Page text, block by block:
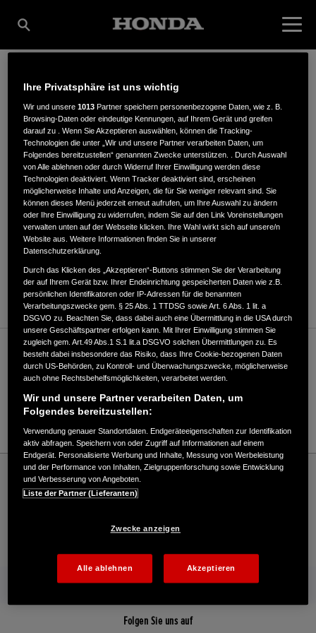
GOEBEL KG LAND- U.
GARTENTECHNIK
Am Bahnhof 7,34434,Borgentreich
ANFAHRTSBESCHREIBUNG ANFORDERN
Verkauf / Kundendienst
05645/78299
E-Mail
Honda
Industrie
Göbel KG Gartentechnik - Industrial – Honda - HONDA Deutschland Offizielle
Website | The Power of Dreams
Mehr von Honda
Folgen Sie uns auf
Ihre Privatsphäre ist uns wichtig
Wir und unsere1013 Partner speichern personenbezogene Daten, wie z. B.
Browsing-Daten oder eindeutige Kennungen, auf Ihrem Gerät und greifen
darauf zu . Wenn Sie Akzeptieren auswählen, können die Tracking-
Technologien die unter „Wir und unsere Partner verarbeiten Daten, um
Folgendes bereitzustellen“ genannten Zwecke unterstützen. . Durch Auswahl
von Alle ablehnen oder durch Widerruf Ihrer Einwilligung werden diese
Technologien deaktiviert. Wenn Tracker deaktiviert sind, erscheinen
möglicherweise Inhalte und Anzeigen, die für Sie weniger relevant sind. Sie
können dieses Menü jederzeit erneut aufrufen, um Ihre Auswahl zu ändern
oder Ihre Einwilligung zu widerrufen, indem Sie auf den Link Voreinstellungen
verwalten unten auf der Webseite klicken. Ihre Wahl wirkt sich auf unsere/n
Website aus. Weitere Informationen finden Sie in unserer
Datenschutzerklärung.
Durch das Klicken des „Akzeptieren“-Buttons stimmen Sie der Verarbeitung
der auf Ihrem Gerät bzw. Ihrer Endeinrichtung gespeicherten Daten wie z.B.
persönlichen Identifikatoren oder IP-Adressen für die benannten
Verarbeitungszwecke gem. § 25 Abs. 1 TTDSG sowie Art. 6 Abs. 1 lit. a
DSGVO zu. Beachten Sie, dass dabei auch eine Übermittlung in die USA durch
unsere Geschäftspartner erfolgen kann. Mit Ihrer Einwilligung stimmen Sie
zugleich gem. Art.49 Abs.1 S.1 lit.a DSGVO solchen Übermittlungen zu. Es
besteht dabei insbesondere das Risiko, dass Ihre Cookie-bezogenen Daten
durch US-Behörden, zu Kontroll- und Überwachungszwecke, möglicherweise
auch ohne Rechtsbehelfsmöglichkeiten, verarbeitet werden.
Wir und unsere Partner verarbeiten Daten, um
Folgendes bereitzustellen:
Verwendung genauer Standortdaten. Endgeräteeigenschaften zur Identifikation
aktiv abfragen. Speichern von oder Zugriff auf Informationen auf einem
Endgerät. Personalisierte Werbung und Inhalte, Messung von Werbeleistung
und der Performance von Inhalten, Zielgruppenforschung sowie Entwicklung
und Verbesserung von Angeboten.
Liste der Partner (Lieferanten)
Zwecke anzeigen
Alle ablehnen Akzeptieren